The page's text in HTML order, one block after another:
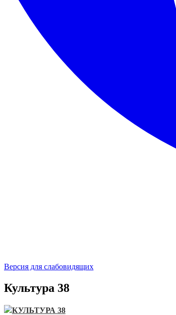
Версия для слабовидящих
Культура 38
КУЛЬТУРА 38